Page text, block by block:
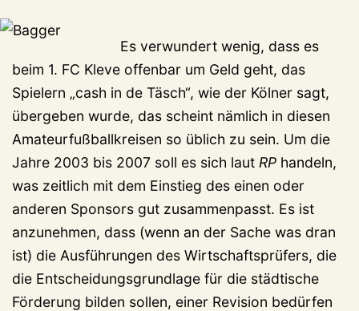
Es verwundert wenig, dass es
beim 1. FC Kleve offenbar um Geld geht, das
Spielern „cash in de Täsch“, wie der Kölner sagt,
übergeben wurde, das scheint nämlich in diesen
Amateurfußballkreisen so üblich zu sein. Um die
Jahre 2003 bis 2007 soll es sich laut RP handeln,
was zeitlich mit dem Einstieg des einen oder
anderen Sponsors gut zusammenpasst. Es ist
anzunehmen, dass (wenn an der Sache was dran
ist) die Ausführungen des Wirtschaftsprüfers, die
die Entscheidungsgrundlage für die städtische
Förderung bilden sollen, einer Revision bedürfen